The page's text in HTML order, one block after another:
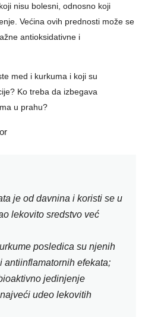
nisu bolesni, odnosno koji
Većina ovih prednosti može se
antioksidativne i
med i kurkuma i koji su
Ko treba da izbegava
u prahu?
je od davnina i koristi se u
lekovito sredstvo već
posledica su njenih
efekata;
jedinjenje
udeo lekovitih